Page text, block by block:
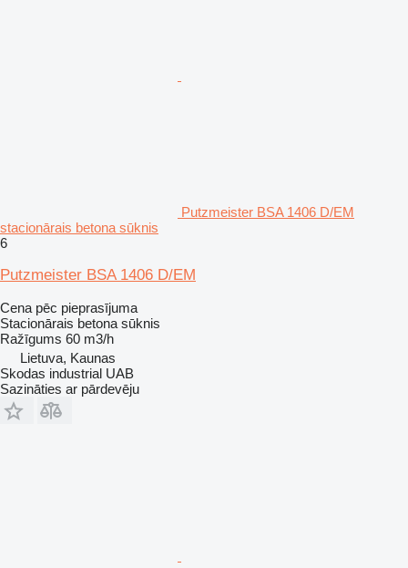
Putzmeister BSA 1406 D/EM
stacionārais betona sūknis
6
Putzmeister BSA 1406 D/EM
Cena pēc pieprasījuma
Stacionārais betona sūknis
Ražīgums 60 m3/h
Lietuva, Kaunas
Skodas industrial UAB
Sazināties ar pārdevēju